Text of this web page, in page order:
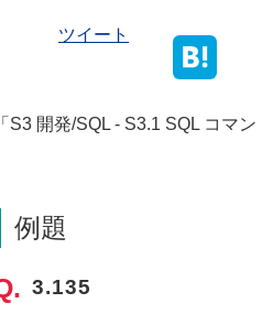
ツイート
「S3 開発/SQL - S3.1 SQL コマ
例題
3.135